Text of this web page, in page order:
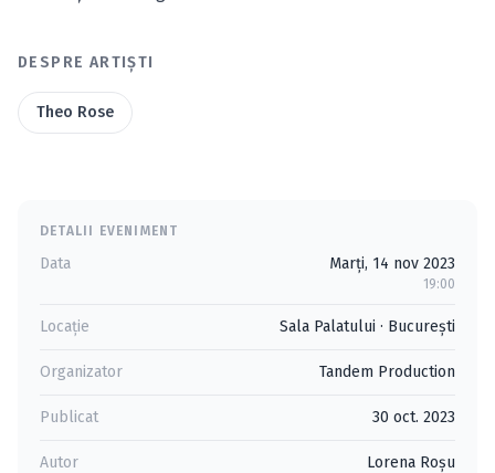
DESPRE ARTIȘTI
Theo Rose
DETALII EVENIMENT
Data Marți, 14 nov 2023
19:00
Locație Sala Palatului · Bucureşti
Organizator Tandem Production
Publicat 30 oct. 2023
Autor Lorena Roșu